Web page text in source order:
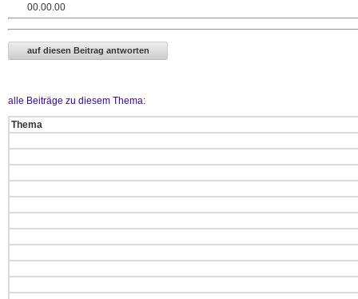
00.00.00
alle Beiträge zu diesem Thema:
Thema